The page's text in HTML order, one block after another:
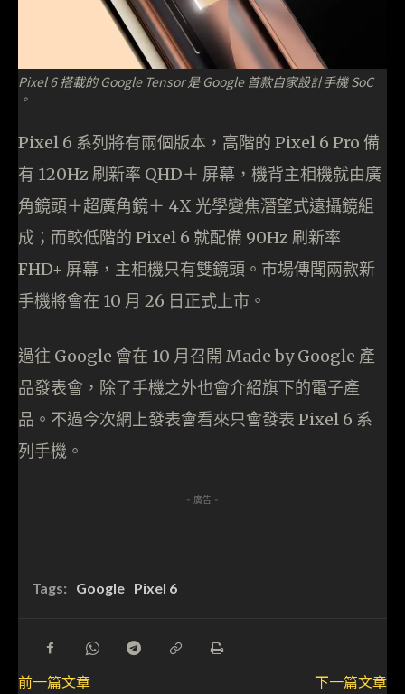
Pixel 6 搭載的 Google Tensor 是 Google 首款自家設計手機 SoC
。
Pixel 6 系列將有兩個版本，高階的 Pixel 6 Pro 備
有 120Hz 刷新率 QHD＋ 屏幕，機背主相機就由廣
角鏡頭＋超廣角鏡＋ 4X 光學變焦潛望式遠攝鏡組
成；而較低階的 Pixel 6 就配備 90Hz 刷新率
FHD+ 屏幕，主相機只有雙鏡頭。市場傳聞兩款新
手機將會在 10 月 26 日正式上市。
過往 Google 會在 10 月召開 Made by Google 產
品發表會，除了手機之外也會介紹旗下的電子產
品。不過今次網上發表會看來只會發表 Pixel 6 系
列手機。
- 廣告 -
Tags: Google Pixel 6
前一篇文章
下一篇文章